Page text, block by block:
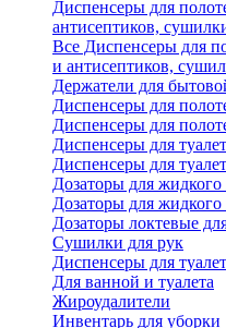
Диспенсеры для
антисептиков,
Все Диспенсеры для
и антисептиков,
Держатели для
Диспенсеры для
Диспенсеры для
Диспенсеры для
Диспенсеры для
Дозаторы для
Дозаторы для
Дозаторы локтевые
Сушилки для рук
Диспенсеры для
Для ванной и туалета
Жироудалители
Инвентарь для уборки